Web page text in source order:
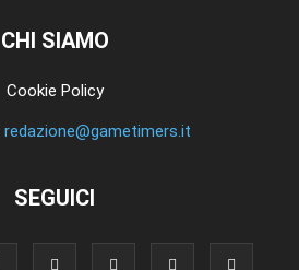
CHI SIAMO
Cookie Policy
redazione@gametimers.it
SEGUICI